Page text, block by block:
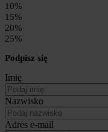
10%
15%
20%
25%
Podpisz się
Imię
Nazwisko
Adres e-mail